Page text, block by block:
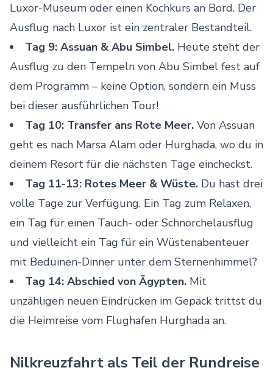
Luxor-Museum oder einen Kochkurs an Bord. Der
Ausflug nach Luxor ist ein zentraler Bestandteil.
Tag 9: Assuan & Abu Simbel. Heute steht der
Ausflug zu den Tempeln von Abu Simbel fest auf
dem Programm – keine Option, sondern ein Muss
bei dieser ausführlichen Tour!
Tag 10: Transfer ans Rote Meer. Von Assuan
geht es nach Marsa Alam oder Hurghada, wo du in
deinem Resort für die nächsten Tage eincheckst.
Tag 11-13: Rotes Meer & Wüste. Du hast drei
volle Tage zur Verfügung. Ein Tag zum Relaxen,
ein Tag für einen Tauch- oder Schnorchelausflug
und vielleicht ein Tag für ein Wüstenabenteuer
mit Beduinen-Dinner unter dem Sternenhimmel?
Tag 14: Abschied von Ägypten. Mit
unzähligen neuen Eindrücken im Gepäck trittst du
die Heimreise vom Flughafen Hurghada an.
Nilkreuzfahrt als Teil der Rundreise